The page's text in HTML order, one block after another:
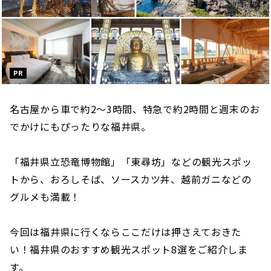
PR
名古屋から車で約2〜3時間、特急で約2時間と週末のお
でかけにもぴったりな福井県。
「福井県立恐竜博物館」「東尋坊」などの観光スポッ
トから、おろしそば、ソースカツ丼、越前ガニなどの
グルメも満載！
今回は福井県に行くならここだけは押さえておきた
い！福井県のおすすめ観光スポット8選をご紹介しま
す。